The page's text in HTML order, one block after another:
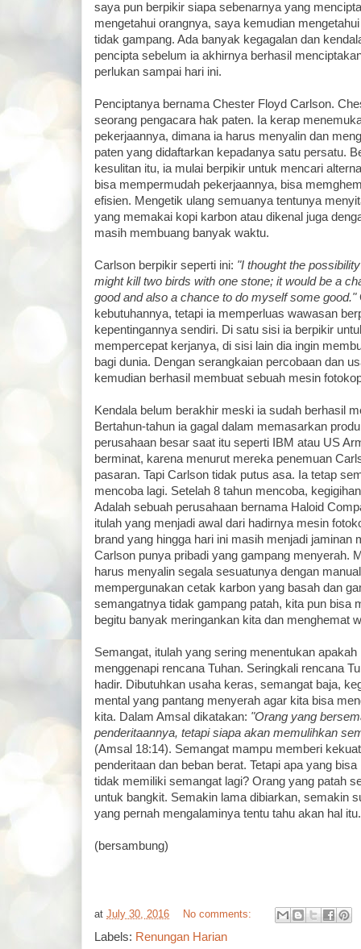
saya pun berpikir siapa sebenarnya yang
mengetahui orangnya, saya kemudian
tidak gampang. Ada banyak kegagalan dan
pencipta sebelum ia akhirnya berhasil
perlukan sampai hari ini.
Penciptanya bernama Chester Floyd Carlson.
seorang pengacara hak paten. Ia kerap
pekerjaannya, dimana ia harus menyalin dan
paten yang didaftarkan kepadanya satu persatu.
kesulitan itu, ia mulai berpikir untuk mencari
bisa mempermudah pekerjaannya, bisa
efisien. Mengetik ulang semuanya tentunya
yang memakai kopi karbon atau dikenal juga
masih membuang banyak waktu.
Carlson berpikir seperti ini: "I thought the
might kill two birds with one stone; it would be a
good and also a chance to do myself some good."
kebutuhannya, tetapi ia memperluas wawasan
kepentingannya sendiri. Di satu sisi ia berpikir
mempercepat kerjanya, di sisi lain dia ingin
bagi dunia. Dengan serangkaian percobaan dan
kemudian berhasil membuat sebuah mesin
Kendala belum berakhir meski ia sudah berhasil
Bertahun-tahun ia gagal dalam memasarkan
perusahaan besar saat itu seperti IBM atau US
berminat, karena menurut mereka penemuan
pasaran. Tapi Carlson tidak putus asa. Ia tetap
mencoba lagi. Setelah 8 tahun mencoba,
Adalah sebuah perusahaan bernama Haloid
itulah yang menjadi awal dari hadirnya mesin
brand yang hingga hari ini masih menjadi jaminan
Carlson punya pribadi yang gampang menyerah.
harus menyalin segala sesuatunya dengan
mempergunakan cetak karbon yang basah dan
semangatnya tidak gampang patah, kita pun bisa
begitu banyak meringankan kita dan menghemat
Semangat, itulah yang sering menentukan
menggenapi rencana Tuhan. Seringkali rencana
hadir. Dibutuhkan usaha keras, semangat baja,
mental yang pantang menyerah agar kita bisa
kita. Dalam Amsal dikatakan: "Orang yang
penderitaannya, tetapi siapa akan memulihkan
(Amsal 18:14). Semangat mampu memberi
penderitaan dan beban berat. Tetapi apa yang
tidak memiliki semangat lagi? Orang yang patah
untuk bangkit. Semakin lama dibiarkan, semakin
yang pernah mengalaminya tentu tahu akan hal itu.
(bersambung)
at July 30, 2016 No comments:
Labels: Renungan Harian